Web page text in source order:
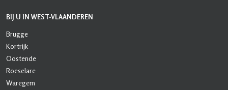
BIJ U IN WEST-VLAANDEREN
Brugge
Kortrijk
Oostende
Roeselare
Waregem